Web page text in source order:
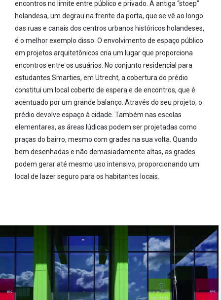
encontros no limite entre público e privado. A antiga “stoep”
holandesa, um degrau na frente da porta, que se vê ao longo
das ruas e canais dos centros urbanos históricos holandeses,
é o melhor exemplo disso. O envolvimento de espaço público
em projetos arquitetônicos cria um lugar que proporciona
encontros entre os usuários. No conjunto residencial para
estudantes Smarties, em Utrecht, a cobertura do prédio
constitui um local coberto de espera e de encontros, que é
acentuado por um grande balanço. Através do seu projeto, o
prédio devolve espaço à cidade. Também nas escolas
elementares, as áreas lúdicas podem ser projetadas como
praças do bairro, mesmo com grades na sua volta. Quando
bem desenhadas e não demasiadamente altas, as grades
podem gerar até mesmo uso intensivo, proporcionando um
local de lazer seguro para os habitantes locais.